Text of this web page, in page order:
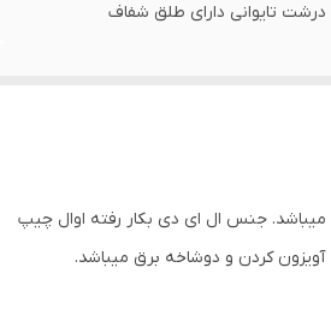
جنس ال ای دی بکار رفته اوال چیپ
کردن و دوشاخه برق میباشد.